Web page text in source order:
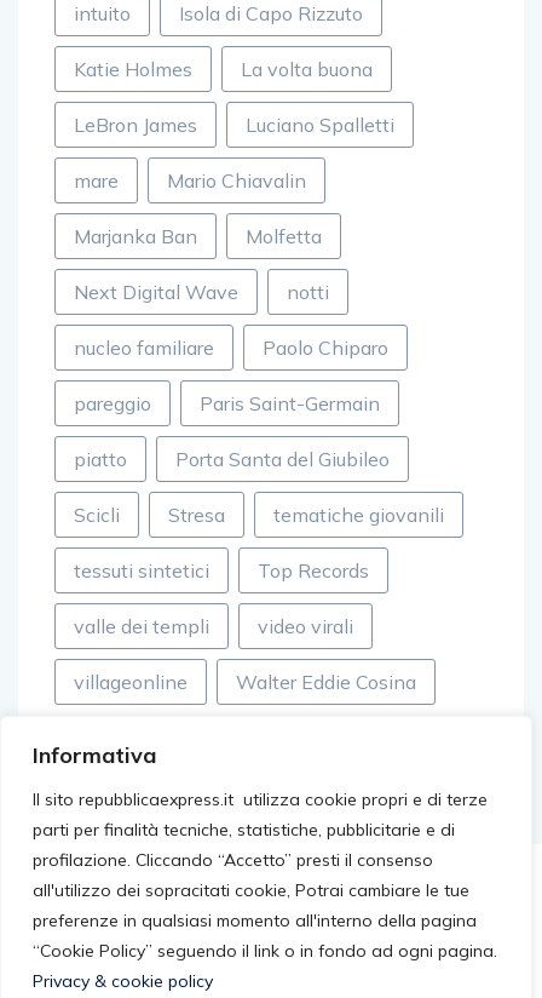
Informativa
Il sito repubblicaexpress.it utilizza cookie propri e di terze
parti per finalità tecniche, statistiche, pubblicitarie e di
profilazione. Cliccando “Accetto” presti il consenso
all'utilizzo dei sopracitati cookie, Potrai cambiare le tue
preferenze in qualsiasi momento all'interno della pagina
“Cookie Policy” seguendo il link o in fondo ad ogni pagina.
Privacy & cookie policy
intuito Isola di Capo Rizzuto
Katie Holmes La volta buona
LeBron James Luciano Spalletti
mare Mario Chiavalin
Marjanka Ban Molfetta
Next Digital Wave notti
nucleo familiare Paolo Chiparo
pareggio Paris Saint-Germain
piatto Porta Santa del Giubileo
Scicli Stresa tematiche giovanili
tessuti sintetici Top Records
valle dei templi video virali
villageonline Walter Eddie Cosina